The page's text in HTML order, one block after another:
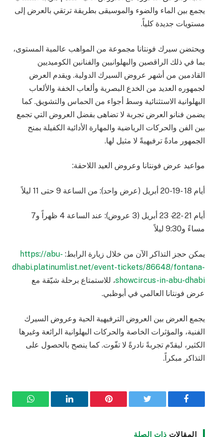
يجمع بين الماء والضوء والموسيقى بطريقة ترتقي بالعرض إلى
مستويات جديدة كلياً.
ويحتضن سيرك فونتانا مجموعة من المواهب عالمية المستوى،
بما في ذلك الراقصين والبهلوانيين والفنانين الكوميديين
القادمين من أشهر عروض السيرك الدولية. ويقدم العرض
لجمهوره العديد من الخدع البصرية وألعاب الخفة والألعاب
البهلوانية الاستثنائية وسط أجواء من الحماس والتشويق. كما
يضمن فنانو العرض تجربة لا تضاهى بفضل العروض التي تجمع
بين الفن والحركات الرياضية والمهارة الأدائية الكفيلة بمنح
الجمهور مادةً ترفيهيةً لا مثيل لها.
مواعيد عرض فونتانا وعروض العيد اللاحقة:
أيام 18 -19-20 أبريل (عرض واحد): من الساعة 9 حتى 11 ليلاً
أيام 21 -22- 23 أبريل (3 عروض): عند الساعة 4 ظهراً و7
مساءً و9:30 ليلاً
يمكن حجز التذاكر الآن من خلال زيارة الرابط: https://abu-
dhabi.platinumlist.net/event-tickets/86648/fontana-
showcircus-in-abu-dhabi، للاستمتاع برحلة شيّقة مع
عرض فونتانا العالمي في أبوظبي.
يجمع العرض بين العروض الترفيهية الحية وعروض السيرك
الفنية، والمؤثرات الخاصة والحركات البهلوانية الرائعة وغيرها
الكثير، ليقدّم تجربةً نادرةً لا تفّوت. كما ينصح بالحصول على
التذاكر مبكراً.
فيسبوك تويتر بينتيريست لينكدإن واتساب
المقالات ذات الصلة